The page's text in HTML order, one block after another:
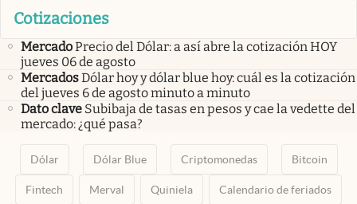
Cotizaciones
MercadoPrecio del Dólar: a así abre la cotización HOY
jueves 06 de agosto
MercadosDólar hoy y dólar blue hoy: cuál es la cotización
del jueves 6 de agosto minuto a minuto
Dato clave Subibaja de tasas en pesos y cae la vedette del
mercado: ¿qué pasa?
Dólar Dólar Blue Criptomonedas Bitcoin
Fintech Merval Quiniela Calendario de feriados